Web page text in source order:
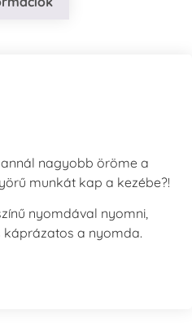
nagyobb öröme a
munkát kap a kezébe?!
nyomdával nyomni,
káprázatos a nyomda.